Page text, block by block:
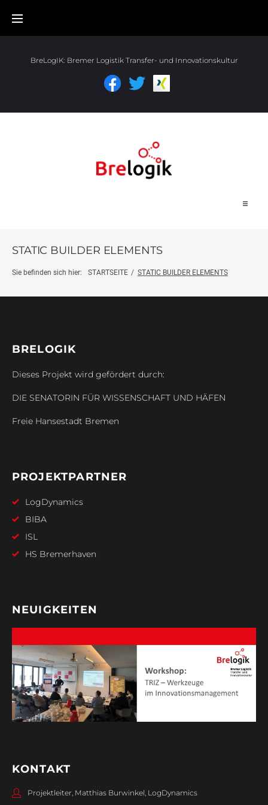
BreLogIK: Bremer Logistik Transfer- und Innovationskultur
Projektinfo
Botschafter:innen
STATIC BUILDER ELEMENTS
Sie befinden sich hier: STARTSEITE / STATIC BUILDER ELEMENTS
BRELOGIK
Dieses Projekt wird gefördert durch:
DIE SENATORIN FÜR WISSENSCHAFT UND HÄFEN
Freie Hansestadt Bremen
PROJEKTPARTNER
LogDynamics
BIBA
ISL
HS Bremerhaven
NEUIGKEITEN
KONTAKT
Projektleiter, Matthias Burwinkel, LogDynamics